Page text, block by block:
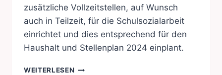
zusätzliche Vollzeitstellen, auf Wunsch
auch in Teilzeit, für die Schulsozialarbeit
einrichtet und dies entsprechend für den
Haushalt und Stellenplan 2024 einplant.
WEITERLESEN STELLEN